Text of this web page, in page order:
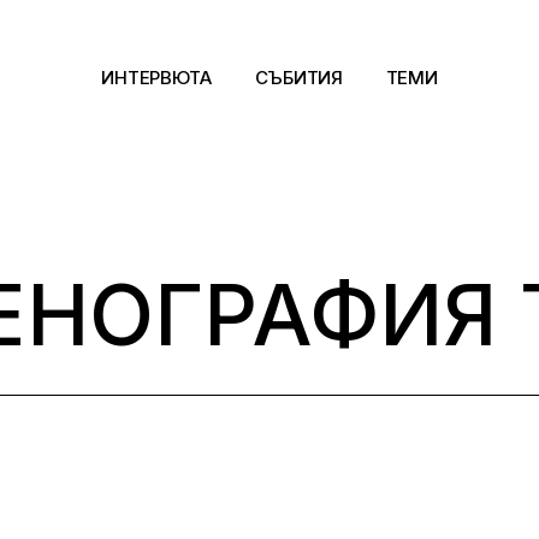
ИНТЕРВЮТА СЪБИТИЯ ТЕМИ
Kино
Музика
Сцена